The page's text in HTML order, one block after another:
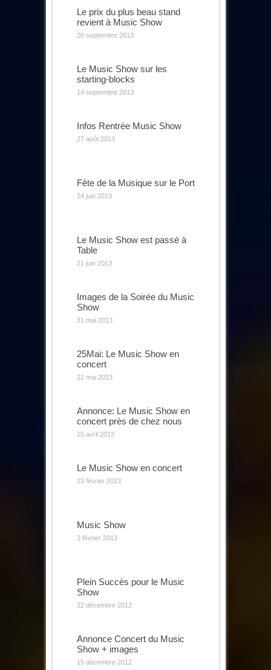
Le prix du plus beau stand
revient à Music Show
20 septembre 2013
Le Music Show sur les
starting-blocks
14 septembre 2013
Infos Rentrée Music Show
27 août 2013
Fête de la Musique sur le Port
24 juin 2013
Le Music Show est passé à
Table
21 juin 2013
Images de la Soirée du Music
Show
31 mai 2013
25Mai: Le Music Show en
concert
22 mai 2013
Annonce: Le Music Show en
concert près de chez nous
15 avril 2013
Le Music Show en concert
23 février 2013
Music Show
3 février 2013
Plein Succès pour le Music
Show
22 décembre 2012
Annonce Concert du Music
Show + images
15 décembre 2012